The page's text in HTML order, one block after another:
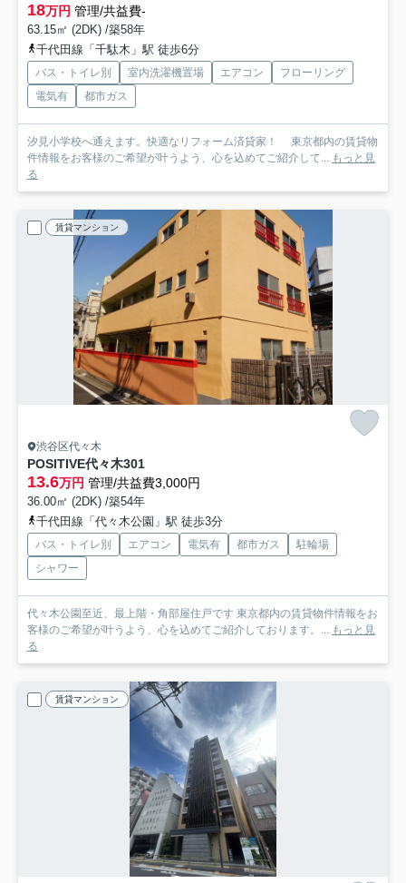
18万円 管理/共益費-
63.15㎡ (2DK) /築58年
千代田線「千駄木」駅 徒歩6分
バス・トイレ別 室内洗濯機置場 エアコン
フローリング
電気有
都市ガス
汐見小学校へ通えます。快適なリフォーム済貸家！ 東京都内の賃貸物
件情報をお客様のご希望が叶うよう、心を込めてご紹介して... もっと見
る
賃貸マンション
渋谷区代々木
POSITIVE代々木301
13.6万円 管理/共益費3,000円
36.00㎡ (2DK) /築54年
千代田線「代々木公園」駅 徒歩3分
バス・トイレ別 エアコン 電気有 都市ガス
駐輪場
シャワー
代々木公園至近、最上階・角部屋住戸です 東京都内の賃貸物件情報をお
客様のご希望が叶うよう、心を込めてご紹介しております。... もっと見
る
賃貸マンション